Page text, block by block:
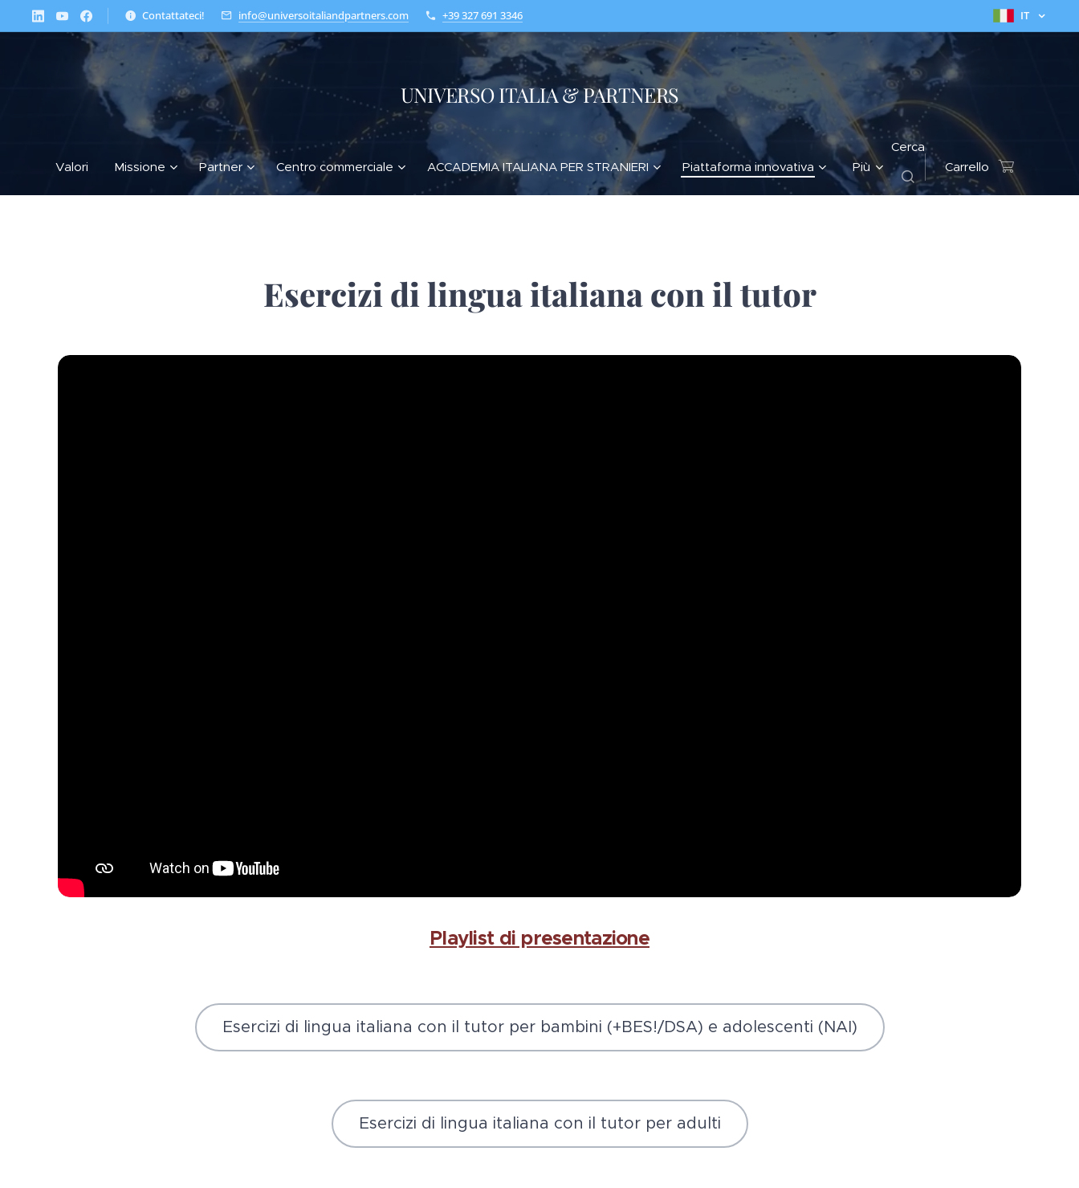
Contattateci! info@universoitaliandpartners.com +39 327 691 3346 IT
UNIVERSO ITALIA & PARTNERS
Valori Missione Partner Centro commerciale ACCADEMIA ITALIANA PER STRANIERI Piattaforma innovativa Più
Cerca
Carrello
Esercizi di lingua italiana con il tutor
Playlist di presentazione
Esercizi di lingua italiana con il tutor per bambini (+BES!/DSA) e adolescenti (NAI)
Esercizi di lingua italiana con il tutor per adulti